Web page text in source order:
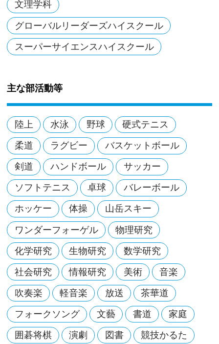
文理学科
グローバルリーダーズハイスクール
スーパーサイエンスハイスクール
主な部活動等
陸上 水泳 野球 硬式テニス
柔道 ラグビー バスケットボール
剣道 ハンドボール サッカー
ソフトテニス 卓球 バレーボール
ホッケー 体操 山岳スキー
ワンダーフォーゲル 物理研究
化学研究 生物研究 数学研究
社会研究 情報研究 美術 音楽
吹奏楽 軽音楽 放送 茶華道
フォークソング 文藝 書道 家庭
囲碁将棋 演劇 図書 競技かるた